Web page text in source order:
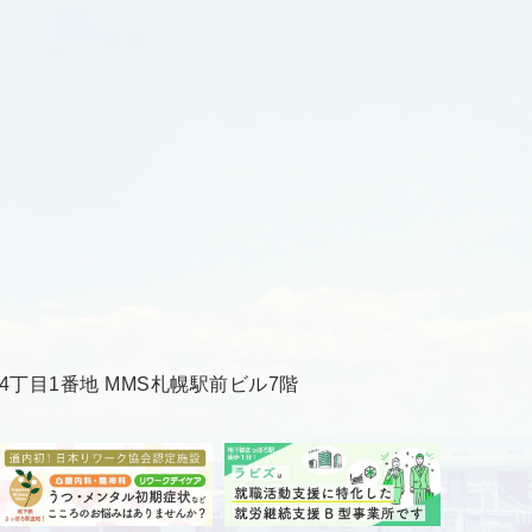
目1番地 MMS札幌駅前ビル7階